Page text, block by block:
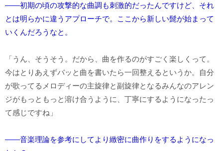
――初期の頃の攻撃的な曲調も刺激的だったんですけど、それ
とは明らかに違うアプローチで。ここから新しい髭が始まって
いくんだろうなと。
「うん、そうそう。だから、曲を作るのがすごく楽しくって。
今はとりあえずバッと曲を書いたら一回整えるというか。自分
が歌ってるメロディーの主旋律と副旋律となるみんなのアレン
ジがもっともっと溶け合うように、丁寧にするようになったっ
て感じですね」
――音楽理論を参考にしてより緻密に曲作りをするようになっ